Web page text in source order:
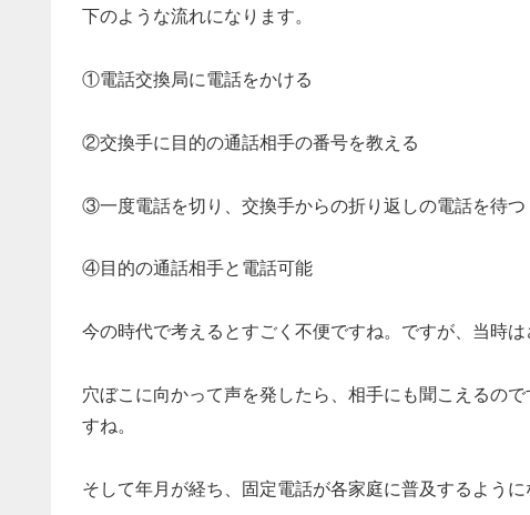
下のような流れになります。
①電話交換局に電話をかける
②交換手に目的の通話相手の番号を教える
③一度電話を切り、交換手からの折り返しの電話を待つ
④目的の通話相手と電話可能
今の時代で考えるとすごく不便ですね。ですが、当時は
穴ぼこに向かって声を発したら、相手にも聞こえるの
すね。
そして年月が経ち、固定電話が各家庭に普及するように